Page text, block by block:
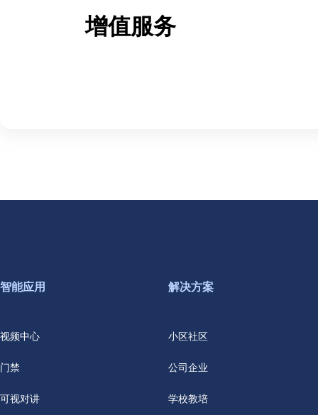
增值服务
智能应用
视频中心
门禁
可视对讲
解决方案
小区社区
公司企业
学校教培